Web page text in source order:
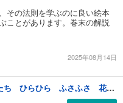
その法則を学ぶのに良い絵本
ことがあります。巻末の解説
2025年08月14日
みつけた！ 自然のかたち ひらひら ふさふさ 花のカタチ